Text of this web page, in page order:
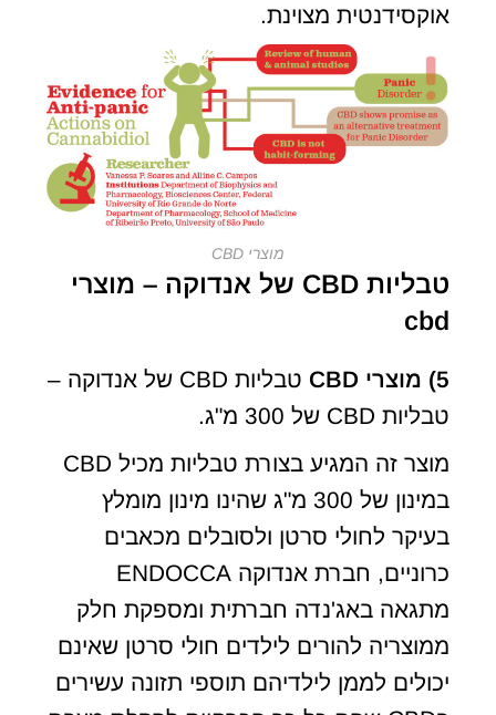
אוקסידנטית מצוינת.
מוצרי CBD
טבליות CBD של אנדוקה – מוצרי
cbd
5) מוצרי CBD
טבליות CBD של אנדוקה –
טבליות CBD של 300 מ"ג.
מוצר זה המגיע בצורת טבליות מכיל CBD
במינון של 300 מ"ג שהינו מינון מומלץ
בעיקר לחולי סרטן ולסובלים מכאבים
כרוניים, חברת אנדוקה ENDOCCA
מתגאה באג'נדה חברתית ומספקת חלק
ממוצריה להורים לילדים חולי סרטן שאינם
יכולים לממן לילדיהם תוספי תזונה עשירים